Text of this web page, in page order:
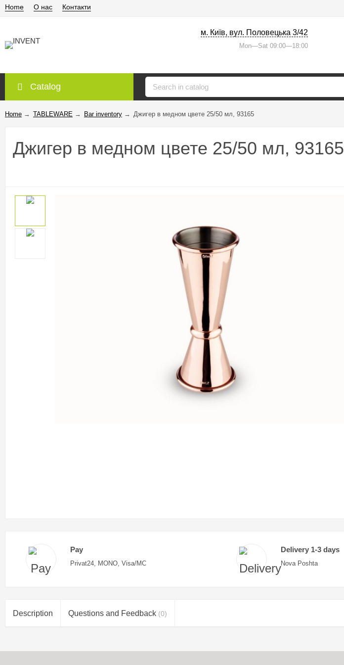
Home О нас Контакти
м. Київ, вул. Половецька 3/42
Mon—Sat 09:00—18:00
Catalog
Home → TABLEWARE → Bar inventory → Джигер в медном цвете 25/50 мл, 93165
Джигер в медном цвете 25/50 мл, 93165
Pay
Privat24, MONO, Visa/MC
Delivery 1-3 days
Nova Poshta
Description Questions and Feedback (0)